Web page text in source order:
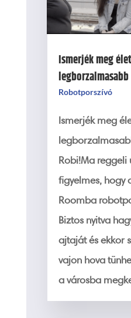
Ismerjék meg
Robotporszívó
Ismerjék meg
Robi!Ma
figyelmes, hogy
Roomba
Biztos nyitva
ajtaját és ekkor
vajon hova
a városba